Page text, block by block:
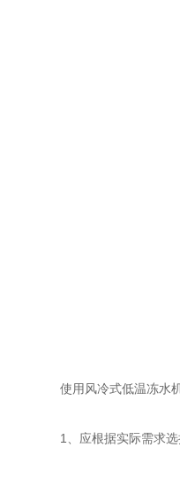
使用风冷式低温冻水机
1、应根据实际需求选